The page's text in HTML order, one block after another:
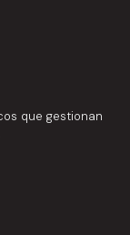
que gestionan